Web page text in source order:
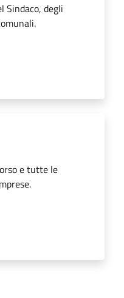
Sindaco, degli
e tutte le